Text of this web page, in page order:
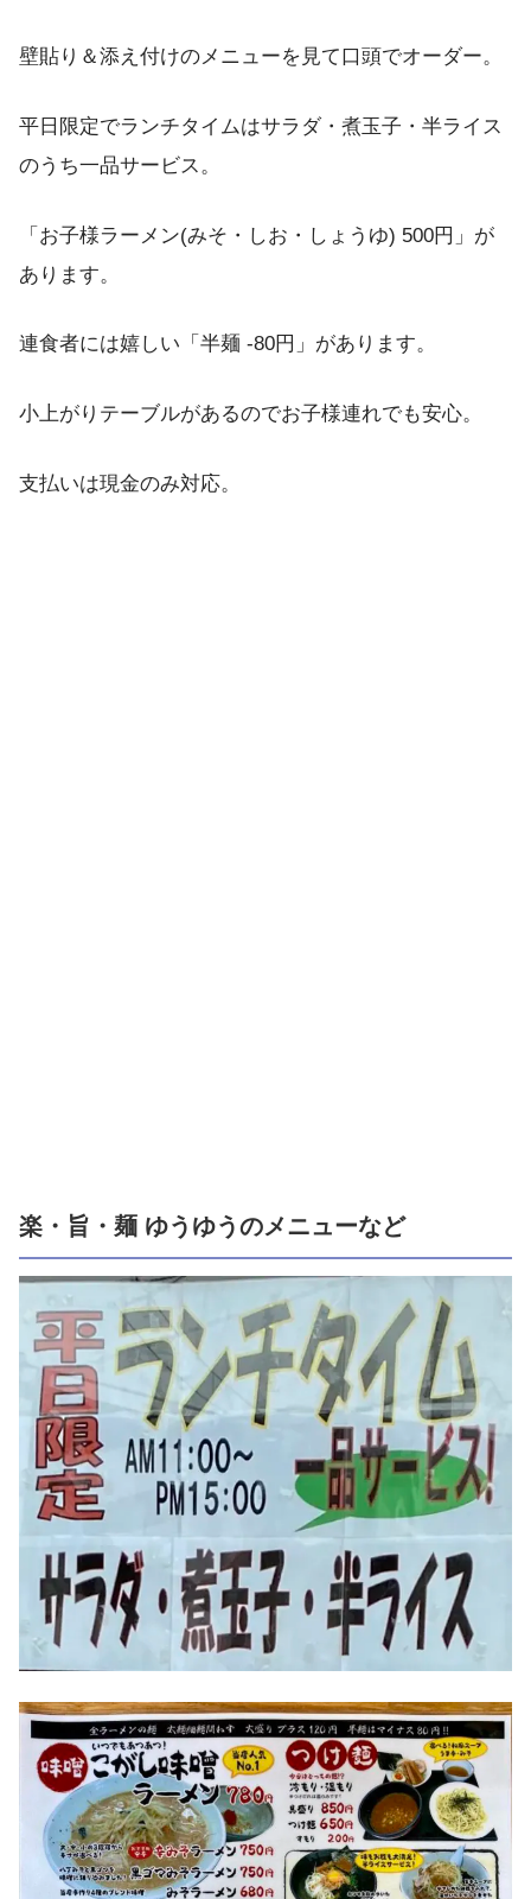
壁貼り＆添え付けのメニューを見て口頭でオーダー。
平日限定でランチタイムはサラダ・煮玉子・半ライス
のうち一品サービス。
「お子様ラーメン(みそ・しお・しょうゆ) 500円」が
あります。
連食者には嬉しい「半麺 -80円」があります。
小上がりテーブルがあるのでお子様連れでも安心。
支払いは現金のみ対応。
楽・旨・麺 ゆうゆうのメニューなど